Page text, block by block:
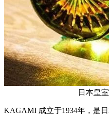
日本皇
KAGAMI 成立于1934年，是